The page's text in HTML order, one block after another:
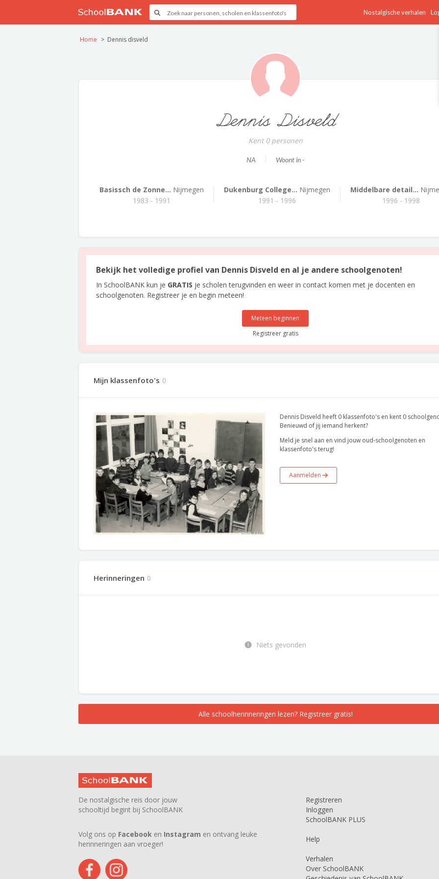
Nostalgische verhalen
Home Dennis disveld
Dennis Disveld
Kent 0 personen
NA Woont in -
Basissch de Zonne... Nijmegen
1983 - 1991
Dukenburg College... Nijmegen
1991 - 1996
Middelbare detail...
1996 - 1998
Bekijk het volledige profiel van Dennis Disveld en al je andere schoolgenoten!
In SchoolBANK kun je GRATIS je scholen terugvinden en weer in contact komen met je docenten en
schoolgenoten. Registreer je en begin meteen!
Meteen beginnen
Registreer gratis
Mijn klassenfoto's 0
Dennis Disveld heeft 0 klassenfoto's en kent 0
Benieuwd of jij iemand herkent?
Meld je snel aan en vind jouw oud-schoolgenoten en
klassenfoto's terug!
Aanmelden
Herinneringen 0
Niets gevonden
Alle schoolherinneringen lezen? Registreer gratis!
De nostalgische reis door jouw
schooltijd begint bij SchoolBANK
Volg ons op Facebook en Instagram en ontvang leuke
herinneringen aan vroeger!
Registreren
Inloggen
SchoolBANK PLUS
Help
Verhalen
Over SchoolBANK